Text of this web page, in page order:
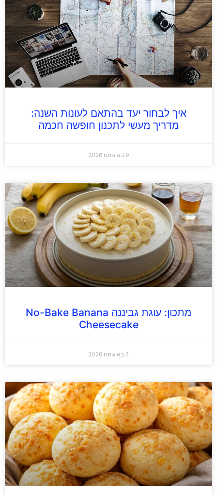
איך לבחור יעד בהתאם לעונות השנה:
מדריך מעשי לתכנון חופשה חכמה
9 באוגוסט 2026
מתכון: עוגת גביננה No-Bake Banana
Cheesecake
7 באוגוסט 2026